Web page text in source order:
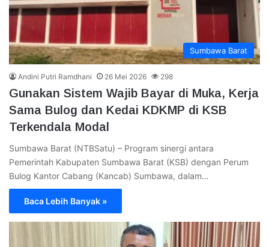
Sumbawa Barat
Andini Putri Ramdhani 26 Mei 2026 298
Gunakan Sistem Wajib Bayar di Muka, Kerja
Sama Bulog dan Kedai KDKMP di KSB
Terkendala Modal
Sumbawa Barat (NTBSatu) – Program sinergi antara
Pemerintah Kabupaten Sumbawa Barat (KSB) dengan Perum
Bulog Kantor Cabang (Kancab) Sumbawa, dalam…
Baca Lebih Banyak »